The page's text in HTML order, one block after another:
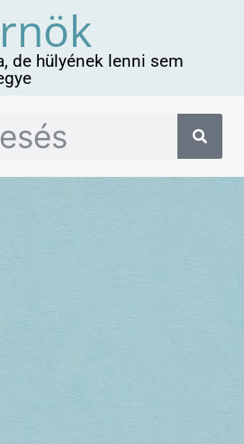
de hülyének lenni sem